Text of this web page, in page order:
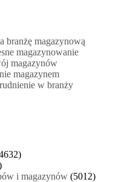
branżę magazynową
magazynowanie
magazynów
magazynem
w branży
i magazynów (5012)